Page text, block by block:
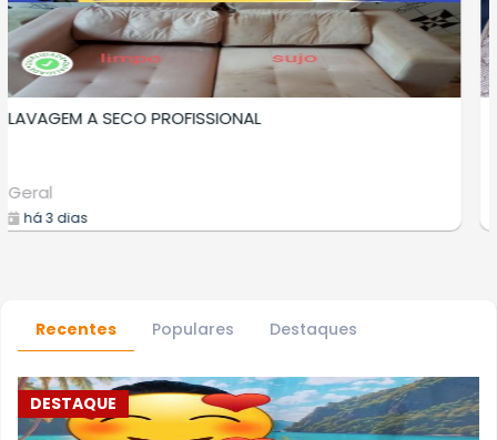
CURSO DE MAPEAMENTO AEREO COM
Recentes Populares Destaques
DESTAQUE